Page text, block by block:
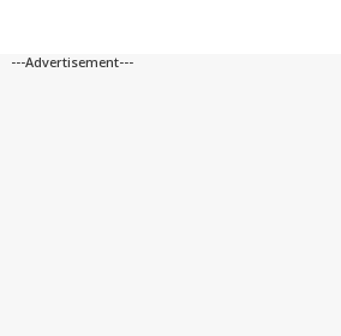
---Advertisement---